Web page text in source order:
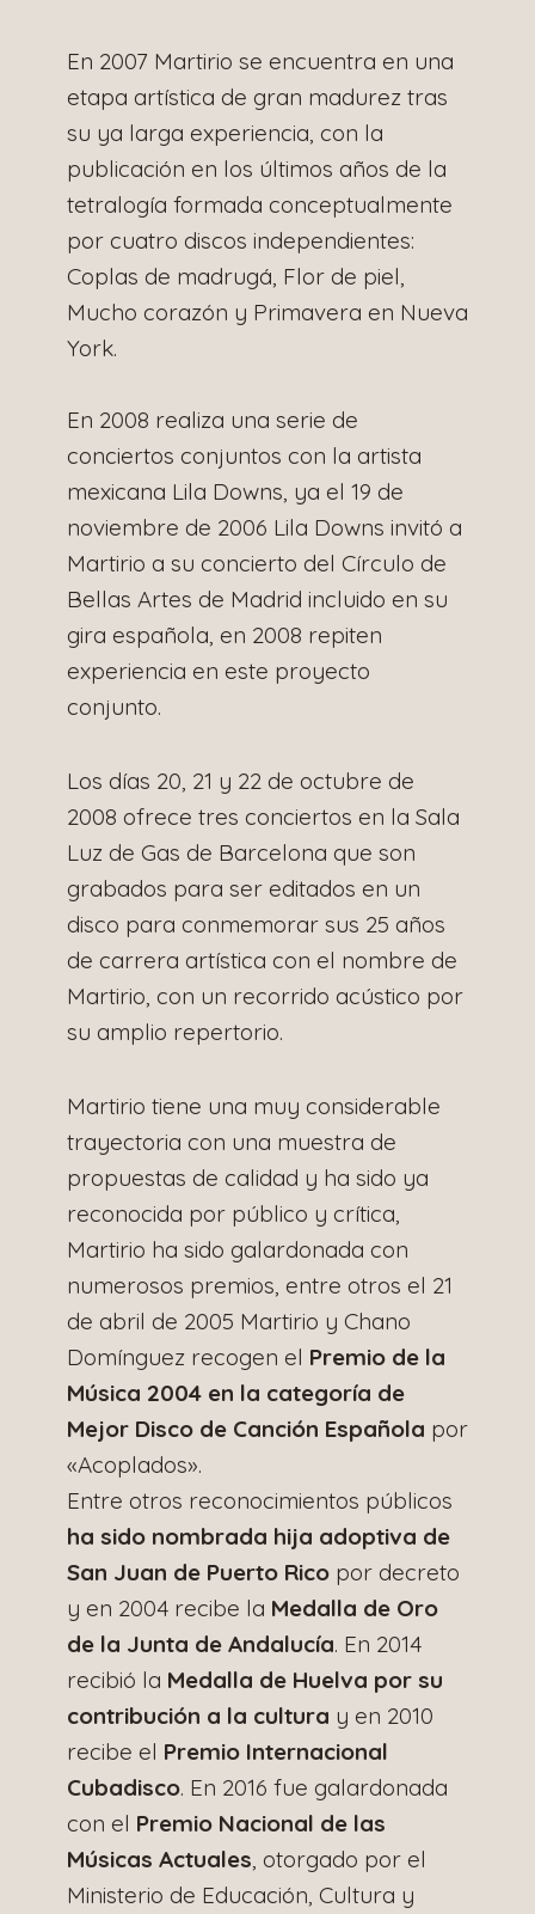
En 2007 Martirio se encuentra en una
etapa artística de gran madurez tras
su ya larga experiencia, con la
publicación en los últimos años de la
tetralogía formada conceptualmente
por cuatro discos independientes:
Coplas de madrugá, Flor de piel,
Mucho corazón y Primavera en Nueva
York.
En 2008 realiza una serie de
conciertos conjuntos con la artista
mexicana Lila Downs, ya el 19 de
noviembre de 2006 Lila Downs invitó a
Martirio a su concierto del Círculo de
Bellas Artes de Madrid incluido en su
gira española, en 2008 repiten
experiencia en este proyecto
conjunto.
Los días 20, 21 y 22 de octubre de
2008 ofrece tres conciertos en la Sala
Luz de Gas de Barcelona que son
grabados para ser editados en un
disco para conmemorar sus 25 años
de carrera artística con el nombre de
Martirio, con un recorrido acústico por
su amplio repertorio.
Martirio tiene una muy considerable
trayectoria con una muestra de
propuestas de calidad y ha sido ya
reconocida por público y crítica,
Martirio ha sido galardonada con
numerosos premios, entre otros el 21
de abril de 2005 Martirio y Chano
Domínguez recogen el Premio de la
Música 2004 en la categoría de
Mejor Disco de Canción Española por
«Acoplados».
Entre otros reconocimientos públicos
ha sido nombrada hija adoptiva de
San Juan de Puerto Rico por decreto
y en 2004 recibe la Medalla de Oro
de la Junta de Andalucía. En 2014
recibió la Medalla de Huelva por su
contribución a la cultura y en 2010
recibe el Premio Internacional
Cubadisco. En 2016 fue galardonada
con el Premio Nacional de las
Músicas Actuales , otorgado por el
Ministerio de Educación, Cultura y